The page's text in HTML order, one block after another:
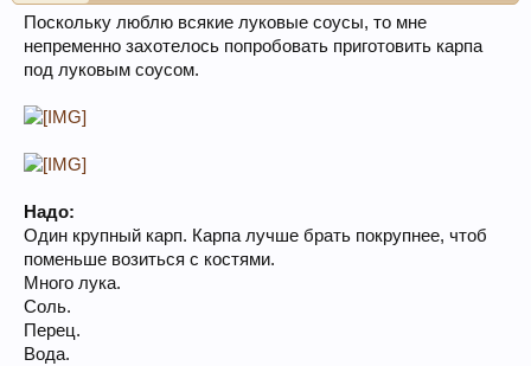
Поскольку люблю всякие луковые соусы, то мне
непременно захотелось попробовать приготовить карпа
под луковым соусом.
Надо:
Один крупный карп. Карпа лучше брать покрупнее, чтоб
поменьше возиться с костями.
Много лука.
Соль.
Перец.
Вода.